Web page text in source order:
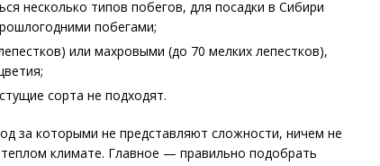
несколько типов побегов, для посадки в Сибири
побегами;
или махровыми (до 70 мелких лепестков),
сорта не подходят.
за которыми не представляют сложности, ничем не
климате. Главное — правильно подобрать